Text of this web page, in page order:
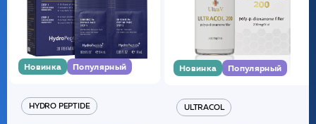
Новинка Популярный
HYDRO PEPTIDE
Новинка Популярный
ULTRACOL